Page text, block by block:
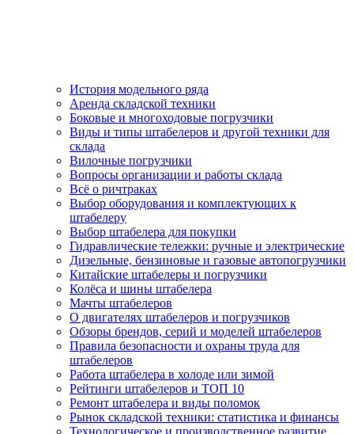
История модельного ряда
Аренда складской техники
Боковые и многоходовые погрузчики
Виды и типы штабелеров и другой техники для
склада
Вилочные погрузчики
Вопросы организации и работы склада
Всё о ричтраках
Выбор оборудования и комплектующих к
штабелеру
Выбор штабелера для покупки
Гидравлические тележки: ручные и электрические
Дизельные, бензиновые и газовые автопогрузчики
Китайские штабелеры и погрузчики
Колёса и шины штабелера
Мачты штабелеров
О двигателях штабелеров и погрузчиков
Обзоры брендов, серий и моделей штабелеров
Правила безопасности и охраны труда для
штабелеров
Работа штабелера в холоде или зимой
Рейтинги штабелеров и ТОП 10
Ремонт штабелера и виды поломок
Рынок складской техники: статистика и финансы